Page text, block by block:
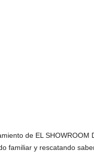
de EL SHOWROOM
familiar y rescatando